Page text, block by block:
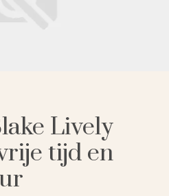
Lively
tijd en